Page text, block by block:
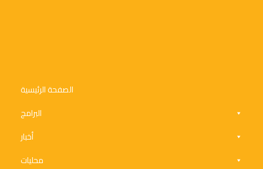
الصفحة الرئيسية
البرامج
أخبار
محليات